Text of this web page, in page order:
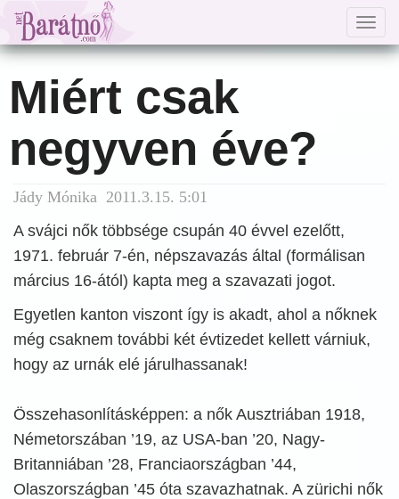
Miért csak
negyven éve?
Jády Mónika 2011.3.15. 5:01
A svájci nők többsége csupán 40 évvel ezelőtt,
1971. február 7-én, népszavazás által (formálisan
március 16-ától) kapta meg a szavazati jogot.
Egyetlen kanton viszont így is akadt, ahol a nőknek
még csaknem további két évtizedet kellett várniuk,
hogy az urnák elé járulhassanak!
Összehasonlításképpen: a nők Ausztriában 1918,
Németorszában ’19, az USA-ban ’20, Nagy-
Britanniában ’28, Franciaországban ’44,
Olaszországban ’45 óta szavazhatnak. A zürichi nők